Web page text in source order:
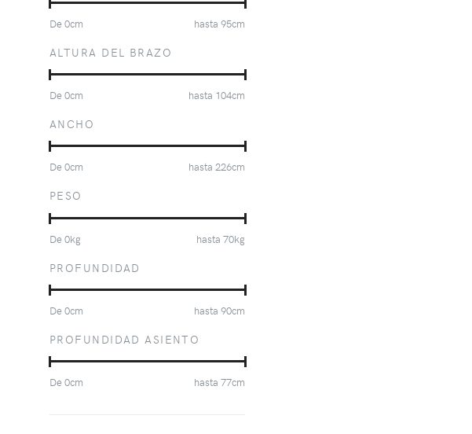
De0cm hasta 95cm
ALTURA DEL BRAZO
De0cm hasta 104cm
ANCHO
De0cm hasta 226cm
PESO
De0kg hasta 70kg
PROFUNDIDAD
De0cm hasta 90cm
PROFUNDIDAD ASIENTO
De0cm hasta 77cm